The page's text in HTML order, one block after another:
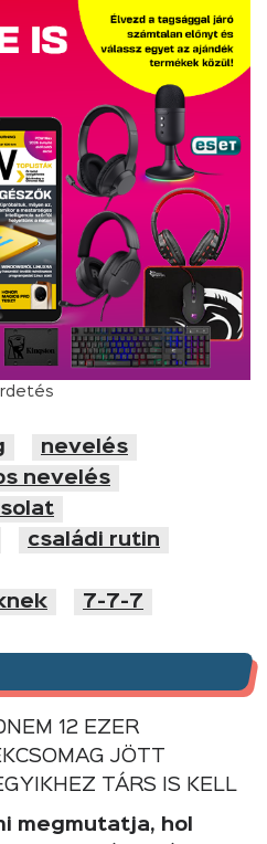
nevelés
nevelés
családi rutin
7-7-7
12 EZER
JÖTT
TÁRS IS KELL
megmutatja, hol